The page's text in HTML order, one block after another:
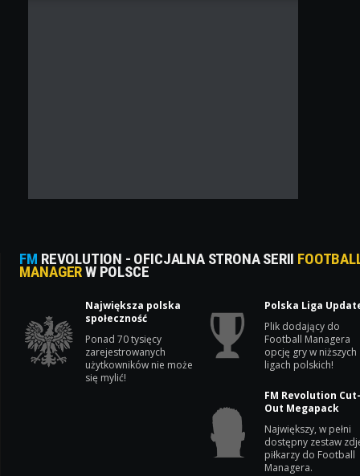
FM REVOLUTION - OFICJALNA STRONA SERII
MANAGERW POLSCE
Największa polska
społeczność
Ponad 70 tysięcy
zarejestrowanych
użytkowników nie może
się mylić!
Polska Liga
Plik dodający do
Football Managera
opcję gry w niższych
ligach polskich!
FM Revolution
Out Megapack
Największy, w pełni
dostępny zestaw
piłkarzy do Football
Managera.